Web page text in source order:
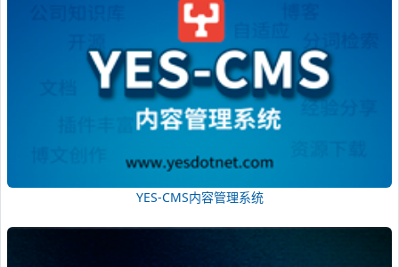
YES-CMS内容管理系统